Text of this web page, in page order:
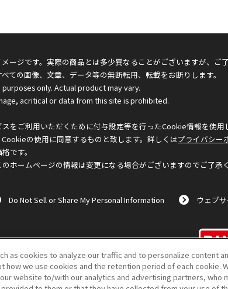
ージです。実際の商品とは多少異なることがございますが、ご了
ての画像、文章、データ等の無断転用、転載をお断りします。
only. Actual product may vary.
acritical or data from this site is prohibited.
をご利用いただくために付与設定等を行ったCookie情報を使用
の使用に同意するものと致します。詳しくはプライバシー
です。
ホームページの情報は変更になる場合がございますのでご了承く
Do Not Sell or Share My Personal Information ウェブ
as cookies to analyze our traffic and to personalize content
how we use cookies and the retention period of each cookie.
website to/with our analytics and advertising partners, who